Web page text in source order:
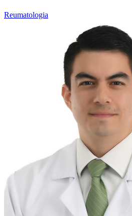
Reumatologia